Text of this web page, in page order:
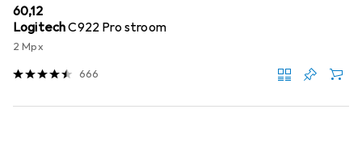
EUR
60,12
LogitechC922 Pro stroom
2 Mpx
666